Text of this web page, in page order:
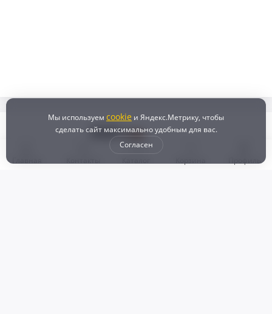
Мы используем cookie и Яндекс.Метрику, чтобы
сделать сайт максимально удобным для вас.
Согласен